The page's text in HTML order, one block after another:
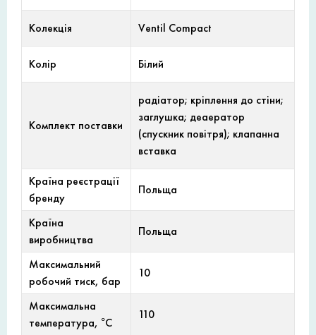
Колекція Ventil Compact
Колір Білий
Комплект поставки
радіатор; кріплення до стіни;
заглушка; деаератор
(спускник повітря); клапанна
вставка
Країна реєстрації
бренду
Польща
Країна
виробництва
Польща
Максимальний
робочий тиск, бар
10
Максимальна
температура, °С
110